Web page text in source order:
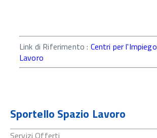
Link di Riferimento : Centri per l'Impiego
Lavoro
Sportello Spazio Lavoro
Servizi Offerti